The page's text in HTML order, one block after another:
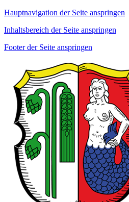
Hauptnavigation der Seite anspringen
Inhaltsbereich der Seite anspringen
Footer der Seite anspringen